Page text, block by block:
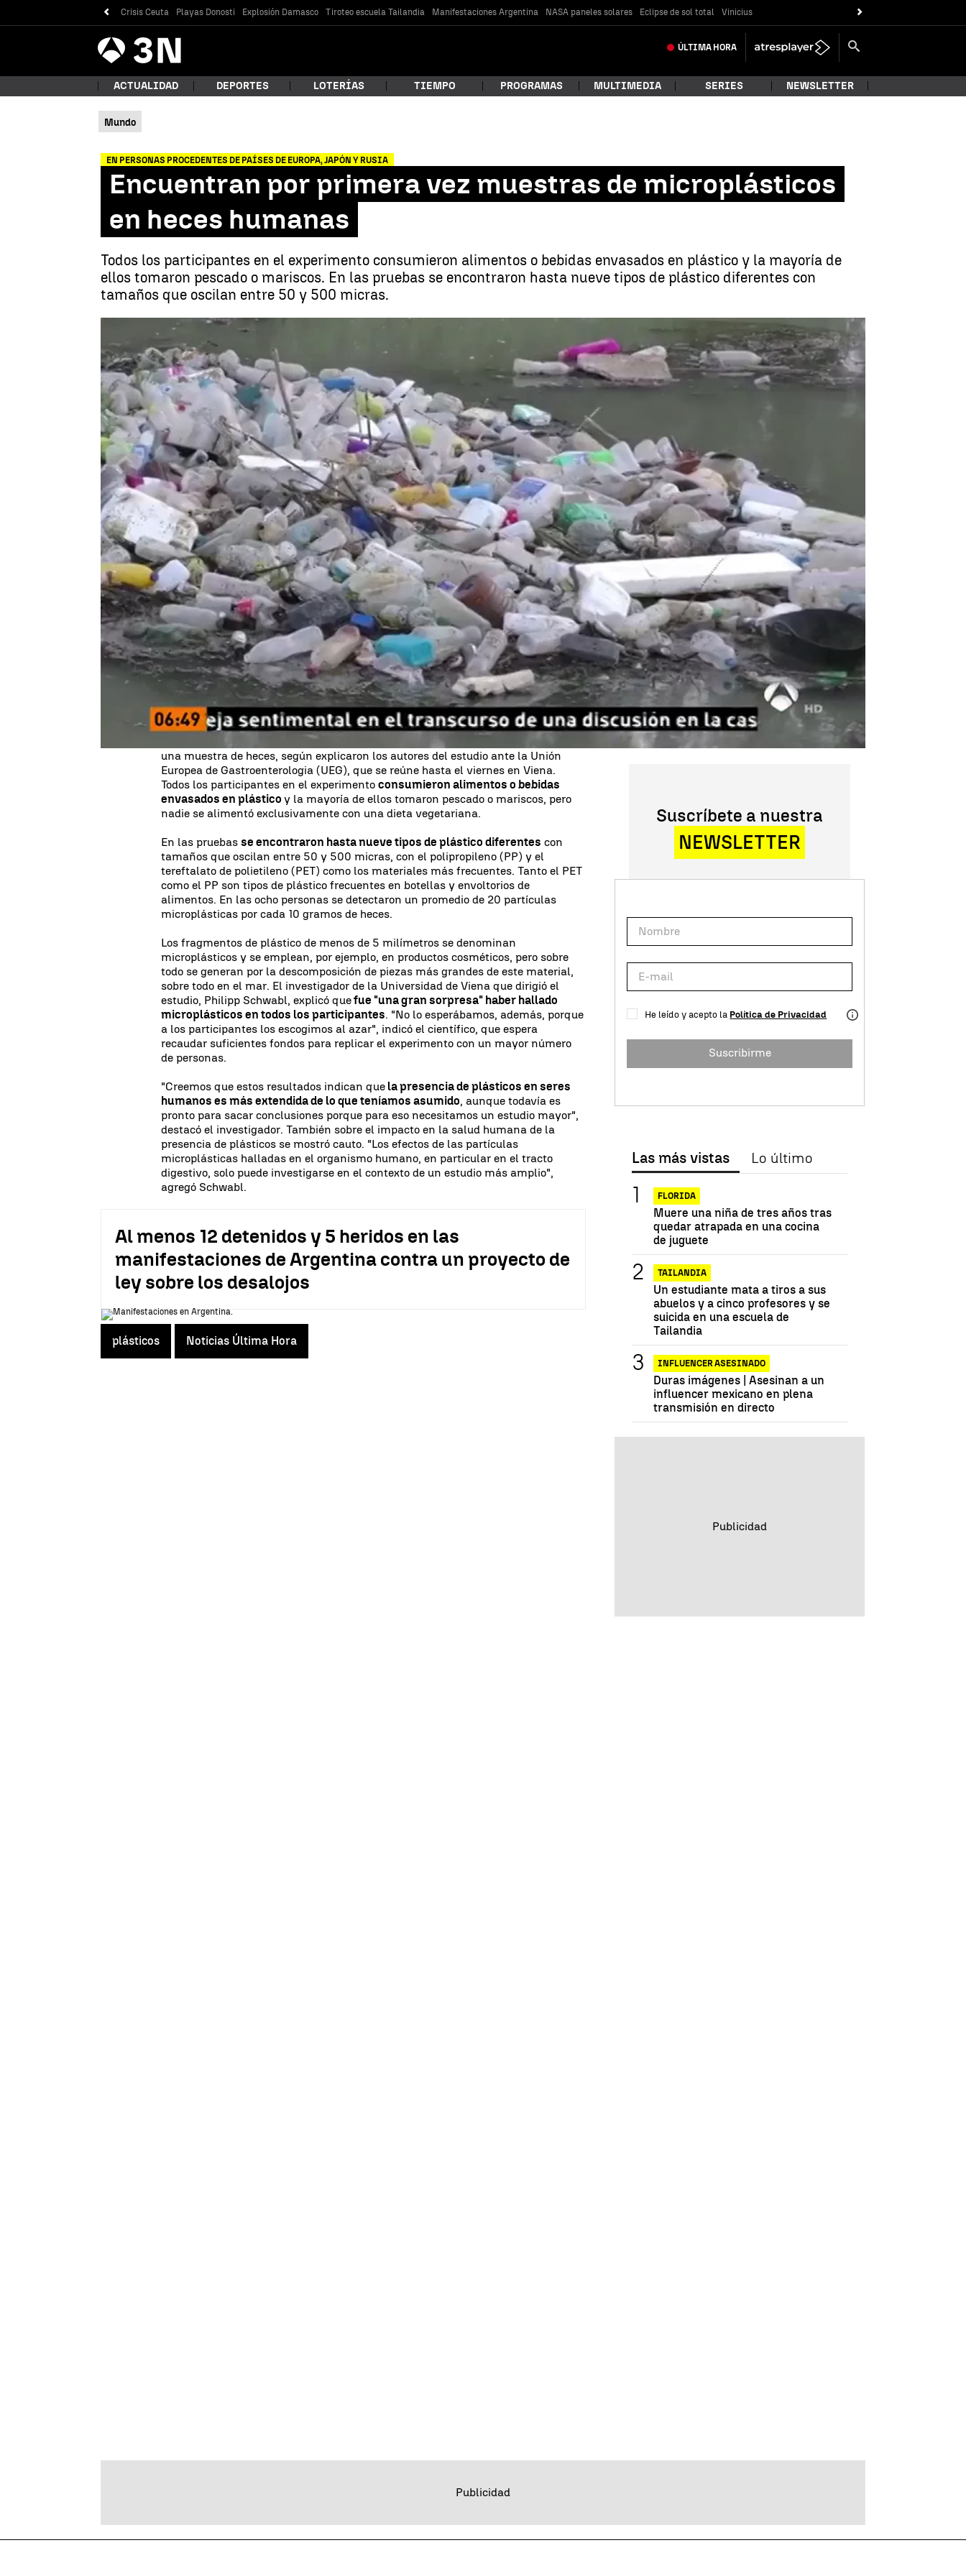
Crisis Ceuta Playas Donosti Explosión Damasco Tiroteo escuela Tailandia Manifestaciones Argentina NASA paneles solares Eclipse de sol total Vinicius
Antena
3 Noticias ÚLTIMA HORA
¿Qué estás buscando?
Buscar
ACTUALIDAD DEPORTES LOTERÍAS TIEMPO PROGRAMAS MULTIMEDIA SERIES NEWSLETTER
Mundo
EN PERSONAS PROCEDENTES DE PAÍSES DE EUROPA, JAPÓN Y RUSIA
Encuentran por primera vez muestras de microplásticos
en heces humanas
Todos los participantes en el experimento consumieron alimentos o bebidas envasados en plástico y la mayoría de
ellos tomaron pescado o mariscos. En las pruebas se encontraron hasta nueve tipos de plástico diferentes con
tamaños que oscilan entre 50 y 500 micras.
Encuentran por primera vez muestras de microplásticos en heces humanas |antena3noticias.com
Antena 3 Noticias Madrid
Publicado:24 de octubre de 2018, 17:09 WhatsappFacebook Linkedin
Un equipo de científicos ha encontrado por primera vez
muestras de
microplásticos en heces humanas, lo que apunta a que estas diminutas
partículas podrían estar muy presentes en la cadena alimentaria, según un
estudio presentado en un congreso médico en Viena. En la investigación,
realizada por la Agencia Federal de Medio Ambiente de Austria y la Universidad
de Medicina de Viena, se descubrieron microplásticos en las ocho personas que
participaron, procedentes de diversos países de Europa, Japón y Rusia.
Los participantes, cinco mujeres y tres hombres de entre 33 y 65 años,
escribieron un diario sobre su alimentación durante una semana y luego donaron
una muestra de heces, según explicaron los autores del estudio ante la Unión
Europea de Gastroenterologia (UEG), que se reúne hasta el viernes en Viena.
Todos los participantes en el experimentoconsumieron alimentos o bebidas
envasados en plásticoy la mayoría de ellos tomaron pescado o mariscos, pero
nadie se alimentó exclusivamente con una dieta vegetariana.
En las pruebasse encontraron hasta nueve tipos de plástico diferentes con
tamaños que oscilan entre 50 y 500 micras, con el polipropileno (PP) y el
tereftalato de polietileno (PET) como los materiales más frecuentes. Tanto el PET
como el PP son tipos de plástico frecuentes en botellas y envoltorios de
alimentos. En las ocho personas se detectaron un promedio de 20 partículas
microplásticas por cada 10 gramos de heces.
Los fragmentos de plástico de menos de 5 milímetros se denominan
microplásticos y se emplean, por ejemplo, en productos cosméticos, pero sobre
todo se generan por la descomposición de piezas más grandes de este material,
sobre todo en el mar. El investigador de la Universidad de Viena que dirigió el
estudio, Philipp Schwabl, explicó quefue "una gran sorpresa" haber hallado
microplásticos en todos los participantes. "No lo esperábamos, además, porque
a los participantes los escogimos al azar", indicó el científico, que espera
recaudar suficientes fondos para replicar el experimento con un mayor número
de personas.
"Creemos que estos resultados indican que la presencia de plásticos en seres
humanos es más extendida de lo que teníamos asumido, aunque todavía es
pronto para sacar conclusiones porque para eso necesitamos un estudio mayor",
destacó el investigador. También sobre el impacto en la salud humana de la
presencia de plásticos se mostró cauto. "Los efectos de las partículas
microplásticas halladas en el organismo humano, en particular en el tracto
digestivo, solo puede investigarse en el contexto de un estudio más amplio",
agregó Schwabl.
Al menos 12 detenidos y 5 heridos en las
manifestaciones de Argentina contra un proyecto de
ley sobre los desalojos
plásticos Noticias Última Hora
Suscríbete a nuestra
NEWSLETTER
He leído y acepto la Política de Privacidad
Suscribirme
Las más vistas Lo último
FLORIDA
Muere una niña de tres años tras
quedar atrapada en una cocina
de juguete
TAILANDIA
Un estudiante mata a tiros a sus
abuelos y a cinco profesores y se
suicida en una escuela de
Tailandia
INFLUENCER ASESINADO
Duras imágenes | Asesinan a un
influencer mexicano en plena
transmisión en directo